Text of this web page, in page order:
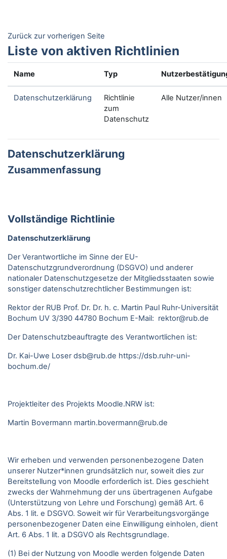
Zurück zur vorherigen Seite
Liste von aktiven Richtlinien
Name Typ
Datenschutzerklärung
Richtlinie
zum
Datenschutz
Alle Nutzer/innen
Datenschutzerklärung
Zusammenfassung
Vollständige Richtlinie
Datenschutzerklärung
Der Verantwortliche im Sinne der EU-
Datenschutzgrundverordnung (DSGVO) und anderer
nationaler Datenschutzgesetze der Mitgliedsstaaten sowie
sonstiger datenschutzrechtlicher Bestimmungen ist:
Rektor der RUB Prof. Dr. Dr. h. c. Martin Paul Ruhr-Universität
Bochum UV 3/390 44780 Bochum E-Mail: rektor@rub.de
Der Datenschutzbeauftragte des Verantwortlichen ist:
Dr. Kai-Uwe Loser dsb@rub.de https://dsb.ruhr-uni-
bochum.de/
Projektleiter des Projekts Moodle.NRW ist:
Martin Bovermann martin.bovermann@rub.de
Wir erheben und verwenden personenbezogene Daten
unserer Nutzer*innen grundsätzlich nur, soweit dies zur
Bereitstellung von Moodle erforderlich ist. Dies geschieht
zwecks der Wahrnehmung der uns übertragenen Aufgabe
(Unterstützung von Lehre und Forschung) gemäß Art. 6
Abs. 1 lit. e DSGVO. Soweit wir für Verarbeitungsvorgänge
personenbezogener Daten eine Einwilligung einholen, dient
Art. 6 Abs. 1 lit. a DSGVO als Rechtsgrundlage.
(1) Bei der Nutzung von Moodle werden folgende Daten